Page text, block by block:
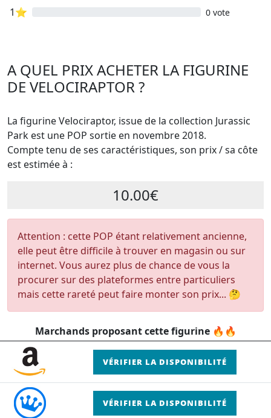
1⭐ 0 vote
A QUEL PRIX ACHETER LA FIGURINE
DE VELOCIRAPTOR ?
La figurine Velociraptor, issue de la collection Jurassic
Park est une POP sortie en novembre 2018.
Compte tenu de ses caractéristiques, son prix / sa côte
est estimée à :
10.00€
Attention : cette POP étant relativement ancienne,
elle peut être difficile à trouver en magasin ou sur
internet. Vous aurez plus de chance de vous la
procurer sur des plateformes entre particuliers
mais cette rareté peut faire monter son prix... 🤔
Marchands proposant cette figurine 🔥🔥
VÉRIFIER LA DISPONIBILITÉ
VÉRIFIER LA DISPONIBILITÉ